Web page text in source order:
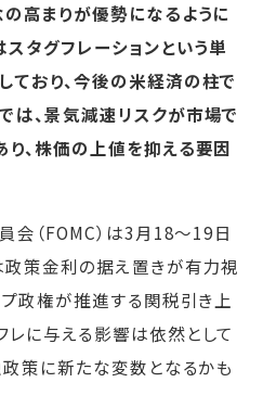
高まりが優勢になるように
スタグフレーションという単
おり、今後の米経済の柱で
は、景気減速リスクが市場で
、株価の上値を抑える要因
（FOMC）は3月18～19日
政策金利の据え置きが有力視
プ政権が推進する関税引き上
に与える影響は依然として
策に新たな変数となるかも